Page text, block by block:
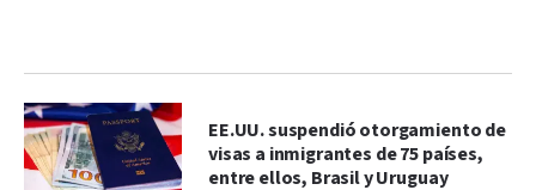
EE.UU. suspendió otorgamiento de
visas a inmigrantes de 75 países,
entre ellos, Brasil y Uruguay